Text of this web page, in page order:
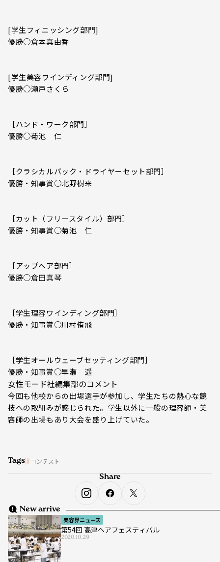
[学生フィニッシング部門]
優勝○倉本真由香
[学生美容ワインディング部門]
優勝○瀬戸さくら
［ハンド・ワーク部門］
優勝○菊池 仁
［クラシカルバック・ドライヤーセット部門］
優勝・知事賞○北野樹来
［カット（フリースタイル）部門］
優勝・知事賞○菊池 仁
［アップヘア部門］
優勝○倉田真琴
［学生理容ワインディング部門］
優勝・知事賞○川村侑飛
［学生オールウェーブセッティング部門］
優勝・知事賞○早瀬 遥
女性モード社編集部のコメント
今回も他校からの出場選手が参加し、学生たちの熱心な競
技への取組みが感じられた。学生以外に一般の理容師・美
容師の出場もあり大会を盛り上げていた。
Tags コンテスト
New arrive
美容界ニュース
第54回 高津ヘアフェスティバル
2020.10.29
Share